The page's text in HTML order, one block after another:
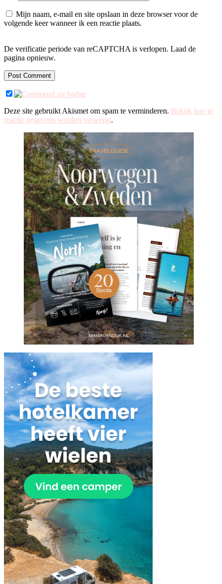
Mijn naam, e-mail en site opslaan in deze browser voor de
volgende keer wanneer ik een reactie plaats.
De verificatie periode van reCAPTCHA is verlopen. Laad de
pagina opnieuw.
Deze site gebruikt Akismet om spam te verminderen. Bekijk hoe je
reactie gegevens worden verwerkt.